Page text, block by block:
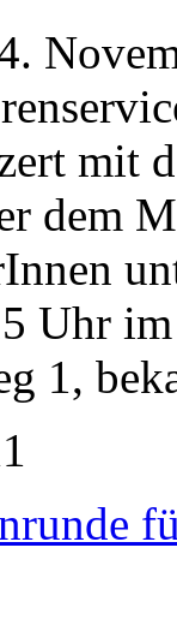
mit
dem
Uhr
1,